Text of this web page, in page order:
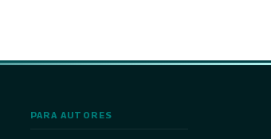
PARA AUTORES